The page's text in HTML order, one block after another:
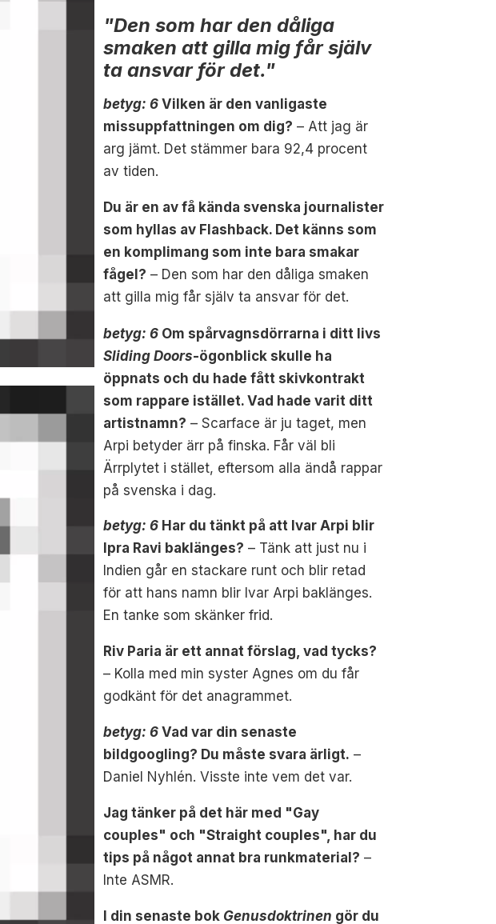
"Den som har den dåliga
smaken att gilla mig får själv
ta ansvar för det."
betyg: 6 Vilken är den vanligaste
missuppfattningen om dig? – Att jag är
arg jämt. Det stämmer bara 92,4 procent
av tiden.
Du är en av få kända svenska journalister
som hyllas av Flashback. Det känns som
en komplimang som inte bara smakar
fågel? – Den som har den dåliga smaken
att gilla mig får själv ta ansvar för det.
betyg: 6 Om spårvagnsdörrarna i ditt livs
Sliding Doors-ögonblick skulle ha
öppnats och du hade fått skivkontrakt
som rappare istället. Vad hade varit ditt
artistnamn? – Scarface är ju taget, men
Arpi betyder ärr på finska. Får väl bli
Ärrplytet i stället, eftersom alla ändå rappar
på svenska i dag.
betyg: 6 Har du tänkt på att Ivar Arpi blir
Ipra Ravi baklänges? – Tänk att just nu i
Indien går en stackare runt och blir retad
för att hans namn blir Ivar Arpi baklänges.
En tanke som skänker frid.
Riv Paria är ett annat förslag, vad tycks?
– Kolla med min syster Agnes om du får
godkänt för det anagrammet.
betyg: 6 Vad var din senaste
bildgoogling? Du måste svara ärligt. –
Daniel Nyhlén. Visste inte vem det var.
Jag tänker på det här med "Gay
couples" och "Straight couples", har du
tips på något annat bra runkmaterial? –
Inte ASMR.
I din senaste bok Genusdoktrinen gör du